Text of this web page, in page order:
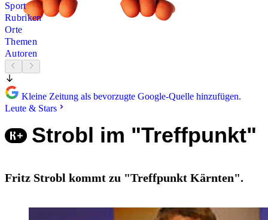
Sport
Rubriken
Orte
Themen
Autoren
Kleine Zeitung als bevorzugte Google-Quelle hinzufügen.
Leute & Stars
Strobl im "Treffpunkt"
Fritz Strobl kommt zu "Treffpunkt Kärnten".